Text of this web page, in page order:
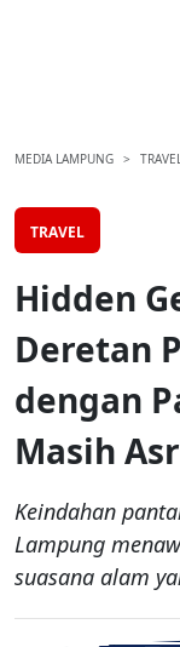
MEDIA LAMPUNG
TRAVEL
Hidden
Deretan
dengan
Masih
Keindahan
Lampung
suasana alam